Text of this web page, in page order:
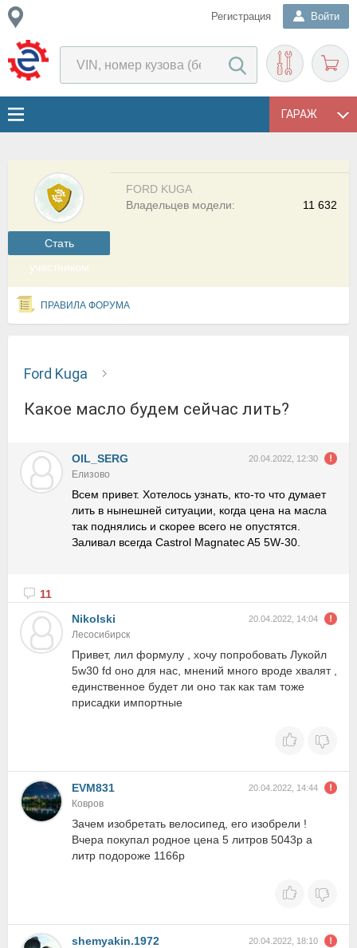
Регистрация Войти
ГАРАЖ
Cтать
участником
FORD KUGA
11 632
Владельцев модели:
ПРАВИЛА ФОРУМА
Ford Kuga
Какое масло будем сейчас лить?
OIL_SERG 20.04.2022, 12:30
Елизово
Всем привет. Хотелось узнать, кто-то что думает
лить в нынешней ситуации, когда цена на масла
так поднялись и скорее всего не опустятся.
Заливал всегда Castrol Magnatec A5 5W-30.
11
Nikolski
20.04.2022, 14:04
Лесосибирск
Привет, лил формулу , хочу попробовать Лукойл
5w30 fd оно для нас, мнений много вроде хвалят ,
единственное будет ли оно так как там тоже
присадки импортные
EVM831 20.04.2022, 14:44
Ковров
Зачем изобретать велосипед, его изобрели !
Вчера покупал родное цена 5 литров 5043р а
литр подороже 1166р
shemyakin.1972 20.04.2022, 18:10